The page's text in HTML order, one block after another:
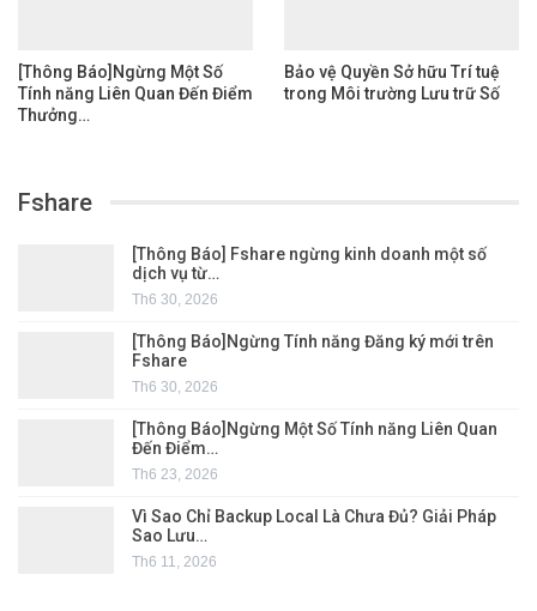
[Thông Báo]Ngừng Một Số
Tính năng Liên Quan Đến Điểm
Thưởng…
Bảo vệ Quyền Sở hữu Trí tuệ
trong Môi trường Lưu trữ Số
Fshare
[Thông Báo] Fshare ngừng kinh doanh một số
dịch vụ từ…
Th6 30, 2026
[Thông Báo]Ngừng Tính năng Đăng ký mới trên
Fshare
Th6 30, 2026
[Thông Báo]Ngừng Một Số Tính năng Liên Quan
Đến Điểm…
Th6 23, 2026
Vì Sao Chỉ Backup Local Là Chưa Đủ? Giải Pháp
Sao Lưu…
Th6 11, 2026